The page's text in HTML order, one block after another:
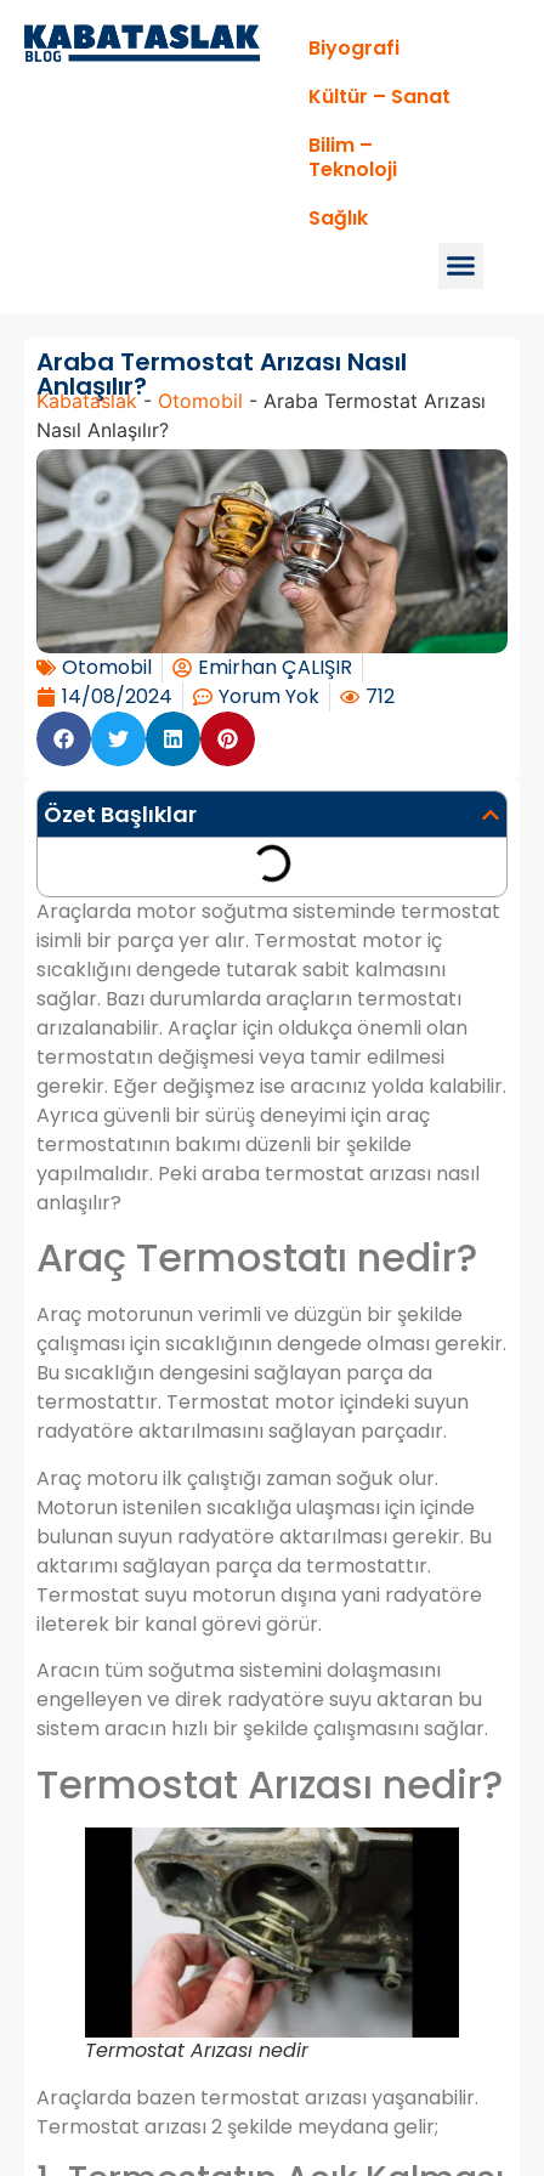
Biyografi
Kültür – Sanat
Bilim –
Teknoloji
Sağlık
Araba Termostat Arızası Nasıl
Anlaşılır?
Kabataslak- Otomobil - Araba Termostat Arızası
Nasıl Anlaşılır?
Otomobil
Emirhan ÇALIŞIR
14/08/2024
Yorum Yok 712
Özet Başlıklar
Araçlarda motor soğutma sisteminde termostat
isimli bir parça yer alır. Termostat motor iç
sıcaklığını dengede tutarak sabit kalmasını
sağlar. Bazı durumlarda araçların termostatı
arızalanabilir. Araçlar için oldukça önemli olan
termostatın değişmesi veya tamir edilmesi
gerekir. Eğer değişmez ise aracınız yolda kalabilir.
Ayrıca güvenli bir sürüş deneyimi için araç
termostatının bakımı düzenli bir şekilde
yapılmalıdır. Peki araba termostat arızası nasıl
anlaşılır?
Araç Termostatı nedir?
Araç motorunun verimli ve düzgün bir şekilde
çalışması için sıcaklığının dengede olması gerekir.
Bu sıcaklığın dengesini sağlayan parça da
termostattır. Termostat motor içindeki suyun
radyatöre aktarılmasını sağlayan parçadır.
Araç motoru ilk çalıştığı zaman soğuk olur.
Motorun istenilen sıcaklığa ulaşması için içinde
bulunan suyun radyatöre aktarılması gerekir. Bu
aktarımı sağlayan parça da termostattır.
Termostat suyu motorun dışına yani radyatöre
ileterek bir kanal görevi görür.
Aracın tüm soğutma sistemini dolaşmasını
engelleyen ve direk radyatöre suyu aktaran bu
sistem aracın hızlı bir şekilde çalışmasını sağlar.
Termostat Arızası nedir?
Termostat Arızası nedir
Araçlarda bazen termostat arızası yaşanabilir.
Termostat arızası 2 şekilde meydana gelir;